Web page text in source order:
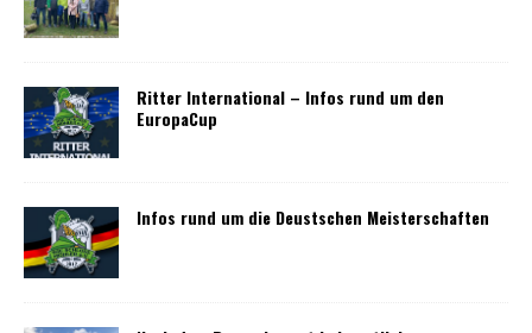
Ritter International – Infos rund um den
EuropaCup
Infos rund um die Deustschen Meisterschaften